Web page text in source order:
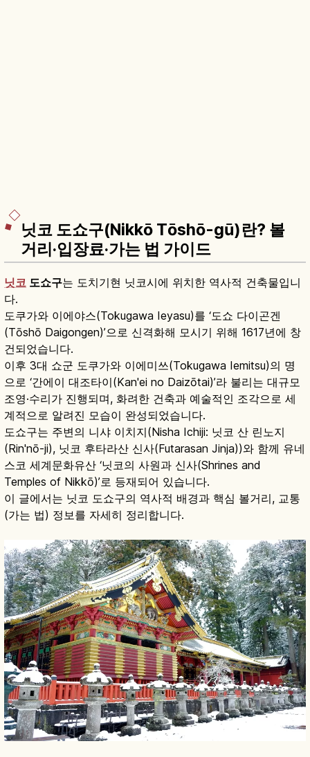
닛코 도쇼구(Nikkō Tōshō-gū)란? 볼
거리·입장료·가는 법 가이드
닛코 도쇼구는 도치기현 닛코시에 위치한 역사적 건축물입니
다.
도쿠가와 이에야스(Tokugawa Ieyasu)를 ‘도쇼 다이곤겐
(Tōshō Daigongen)’으로 신격화해 모시기 위해 1617년에 창
건되었습니다.
이후 3대 쇼군 도쿠가와 이에미쓰(Tokugawa Iemitsu)의 명
으로 ‘간에이 대조타이(Kan'ei no Daizōtai)’라 불리는 대규모
조영·수리가 진행되며, 화려한 건축과 예술적인 조각으로 세
계적으로 알려진 모습이 완성되었습니다.
도쇼구는 주변의 니샤 이치지(Nisha Ichiji: 닛코 산 린노지
(Rin'nō-ji), 닛코 후타라산 신사(Futarasan Jinja))와 함께 유네
스코 세계문화유산 ‘닛코의 사원과 신사(Shrines and
Temples of Nikkō)’로 등재되어 있습니다.
이 글에서는 닛코 도쇼구의 역사적 배경과 핵심 볼거리, 교통
(가는 법) 정보를 자세히 정리합니다.